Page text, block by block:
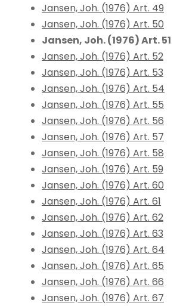
Jansen, Joh. (1976) Art. 49
Jansen, Joh. (1976) Art. 50
Jansen, Joh. (1976) Art. 51
Jansen, Joh. (1976) Art. 52
Jansen, Joh. (1976) Art. 53
Jansen, Joh. (1976) Art. 54
Jansen, Joh. (1976) Art. 55
Jansen, Joh. (1976) Art. 56
Jansen, Joh. (1976) Art. 57
Jansen, Joh. (1976) Art. 58
Jansen, Joh. (1976) Art. 59
Jansen, Joh. (1976) Art. 60
Jansen, Joh. (1976) Art. 61
Jansen, Joh. (1976) Art. 62
Jansen, Joh. (1976) Art. 63
Jansen, Joh. (1976) Art. 64
Jansen, Joh. (1976) Art. 65
Jansen, Joh. (1976) Art. 66
Jansen, Joh. (1976) Art. 67